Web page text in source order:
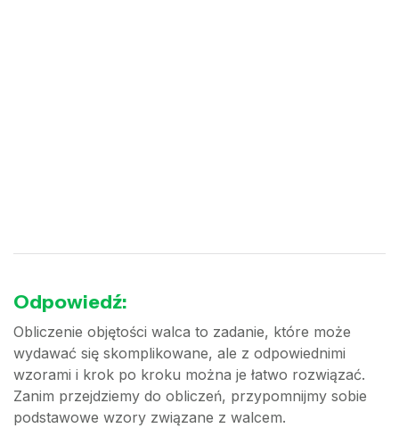
Odpowiedź:
Obliczenie objętości walca to zadanie, które może
wydawać się skomplikowane, ale z odpowiednimi
wzorami i krok po kroku można je łatwo rozwiązać.
Zanim przejdziemy do obliczeń, przypomnijmy sobie
podstawowe wzory związane z walcem.